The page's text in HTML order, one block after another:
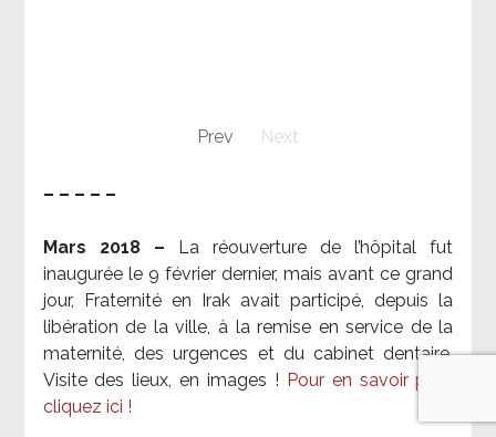
Prev Next
– – – – –
Mars 2018 –
La réouverture de l’hôpital fut
inaugurée le 9 février dernier, mais avant ce grand
jour, Fraternité en Irak avait participé, depuis la
libération de la ville, à la remise en service de la
maternité, des urgences et du cabinet dentaire.
Visite des lieux, en images ! Pour en savoir plus,
cliquez ici !